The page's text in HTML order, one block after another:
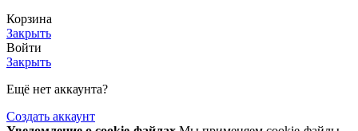
Корзина
Закрыть
Войти
Закрыть
Ещё нет аккаунта?
Создать аккаунт